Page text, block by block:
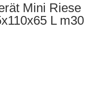
Mini Riese
L m30